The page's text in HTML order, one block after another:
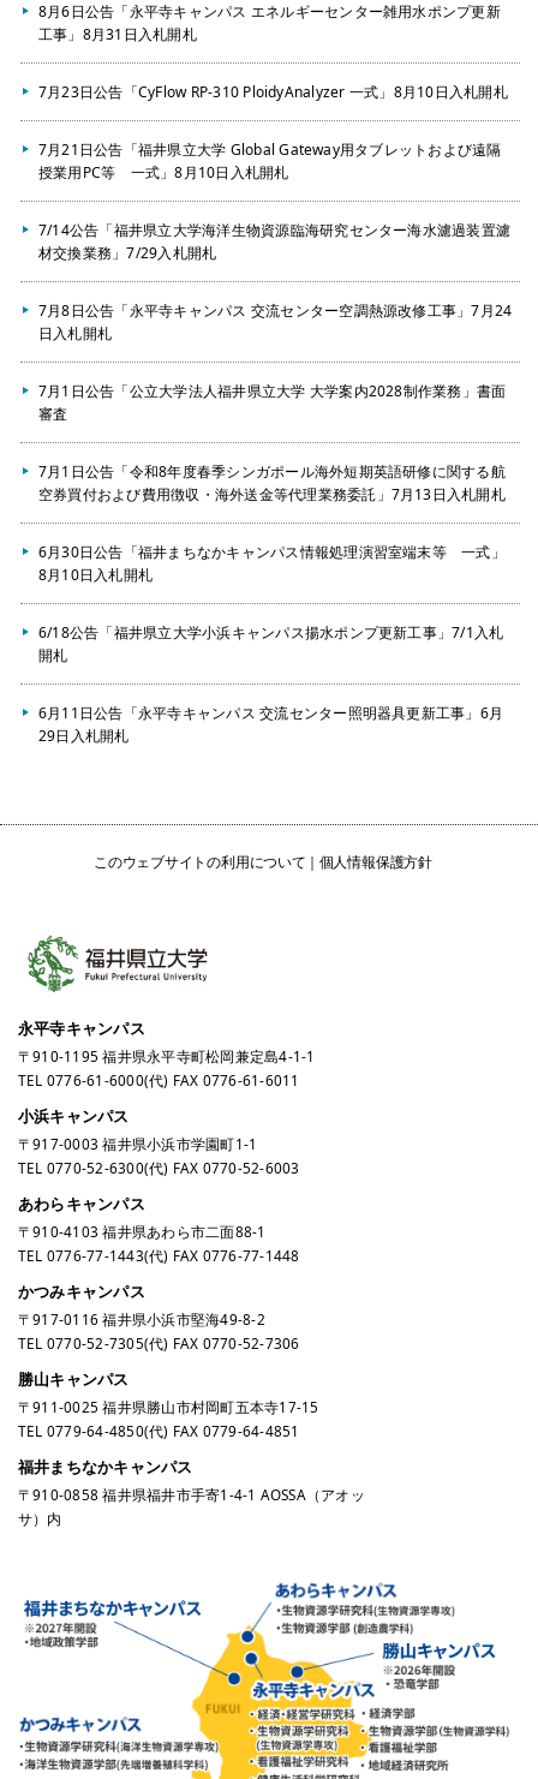
8月6日公告「永平寺キャンパス エネルギーセンター雑用水ポンプ更新
工事」8月31日入札開札
7月23日公告「CyFlow RP-310 PloidyAnalyzer 一式」8月10日入札開札
7月21日公告「福井県立大学 Global Gateway用タブレットおよび遠隔
授業用PC等 一式」8月10日入札開札
7/14公告「福井県立大学海洋生物資源臨海研究センター海水濾過装置濾
材交換業務」7/29入札開札
7月8日公告「永平寺キャンパス 交流センター空調熱源改修工事」7月24
日入札開札
7月1日公告「公立大学法人福井県立大学 大学案内2028制作業務」書面
審査
7月1日公告「令和8年度春季シンガポール海外短期英語研修に関する航
空券買付および費用徴収・海外送金等代理業務委託」7月13日入札開札
6月30日公告「福井まちなかキャンパス情報処理演習室端末等 一式」
8月10日入札開札
6/18公告「福井県立大学小浜キャンパス揚水ポンプ更新工事」7/1入札
開札
6月11日公告「永平寺キャンパス 交流センター照明器具更新工事」6月
29日入札開札
このウェブサイトの利用について 個人情報保護方針
永平寺キャンパス
〒910-1195 福井県永平寺町松岡兼定島4-1-1
TEL 0776-61-6000(代) FAX 0776-61-6011
小浜キャンパス
〒917-0003 福井県小浜市学園町1-1
TEL 0770-52-6300(代) FAX 0770-52-6003
あわらキャンパス
〒910-4103 福井県あわら市二面88-1
TEL 0776-77-1443(代) FAX 0776-77-1448
かつみキャンパス
〒917-0116 福井県小浜市堅海49-8-2
TEL 0770-52-7305(代) FAX 0770-52-7306
勝山キャンパス
〒911-0025 福井県勝山市村岡町五本寺17-15
TEL 0779-64-4850(代) FAX 0779-64-4851
福井まちなかキャンパス
〒910-0858 福井県福井市手寄1-4-1 AOSSA（アオッ
サ）内